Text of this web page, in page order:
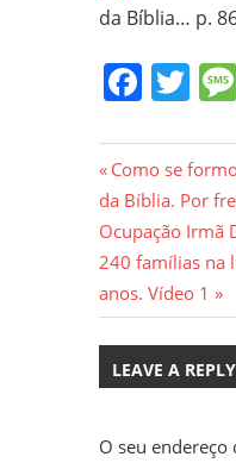
da Bíblia… p.
de
Post
Previous
Post:
Como se
da Bíblia. Por
Next
Post:
Ocupação Irmã
240 famílias na
anos. Vídeo 1
LEAVE A REPLY
O seu